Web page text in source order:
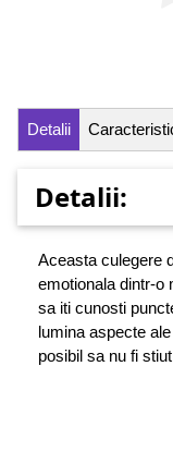
Detalii
Detalii:
Aceasta culegere
emotionala dintr-o
sa iti cunosti
lumina aspecte
posibil sa nu fi